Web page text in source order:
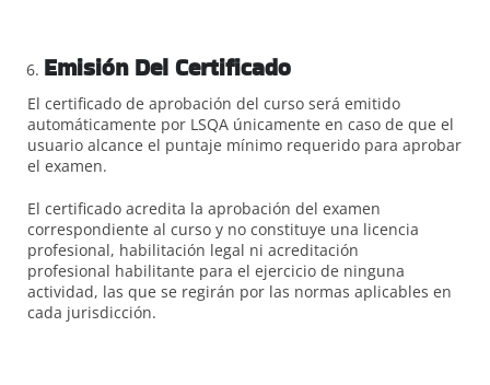
Emisión Del Certificado
El certificado de aprobación del curso será emitido
automáticamente por LSQA únicamente en caso de que el
usuario alcance el puntaje mínimo requerido para aprobar
el examen.
El certificado acredita la aprobación del examen
correspondiente al curso y no constituye una licencia
profesional, habilitación legal ni acreditación
profesional habilitante para el ejercicio de ninguna
actividad, las que se regirán por las normas aplicables en
cada jurisdicción.